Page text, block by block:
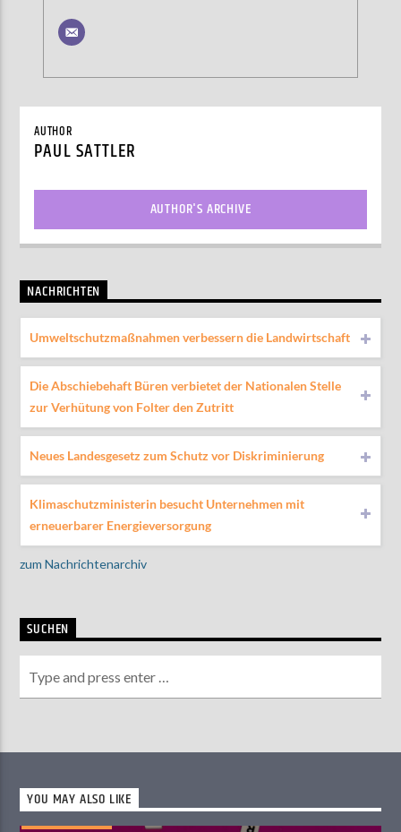
AUTHOR
PAUL SATTLER
AUTHOR'S ARCHIVE
NACHRICHTEN
Umweltschutzmaßnahmen verbessern die Landwirtschaft
Die Abschiebehaft Büren verbietet der Nationalen Stelle
zur Verhütung von Folter den Zutritt
Neues Landesgesetz zum Schutz vor Diskriminierung
Klimaschutzministerin besucht Unternehmen mit
erneuerbarer Energieversorgung
zum Nachrichtenarchiv
SUCHEN
YOU MAY ALSO LIKE